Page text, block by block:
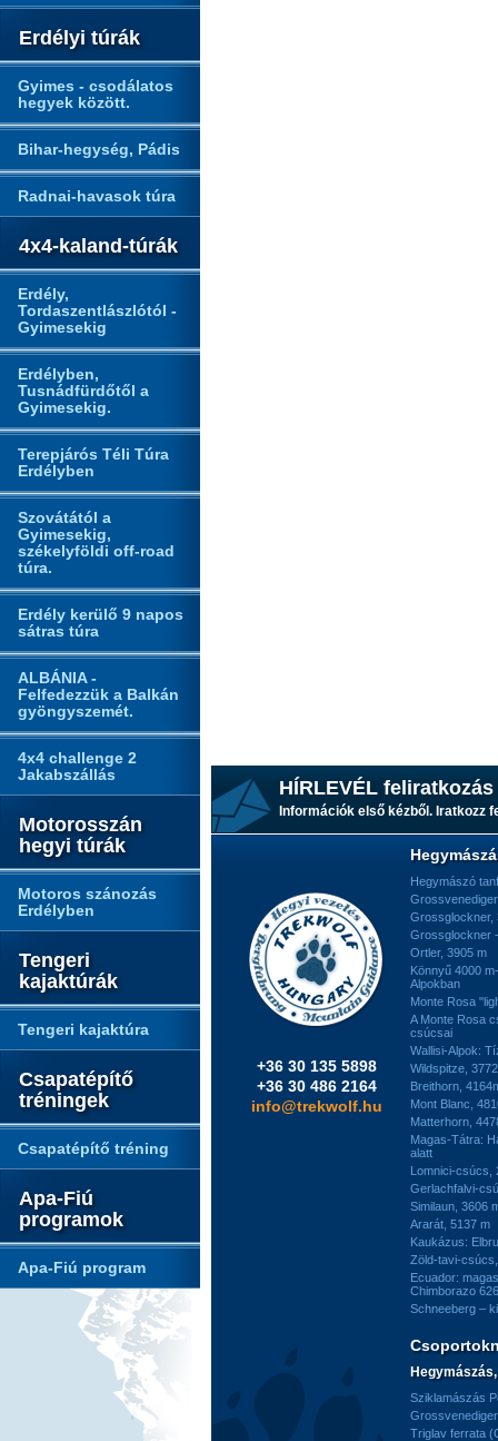
Erdélyi túrák
Gyimes - csodálatos
hegyek között.
Bihar-hegység, Pádis
Radnai-havasok túra
4x4-kaland-túrák
Erdély,
Tordaszentlászlótól -
Gyimesekig
Erdélyben,
Tusnádfürdőtől a
Gyimesekig.
Terepjárós Téli Túra
Erdélyben
Szovátától a
Gyimesekig,
székelyföldi off-road
túra.
Erdély kerülő 9 napos
sátras túra
ALBÁNIA -
Felfedezzük a Balkán
gyöngyszemét.
4x4 challenge 2
Jakabszállás
Motorosszán
hegyi túrák
Motoros szánozás
Erdélyben
Tengeri
kajaktúrák
Tengeri kajaktúra
Csapatépítő
tréningek
Csapatépítő tréning
Apa-Fiú
programok
Apa-Fiú program
HÍRLEVÉL feliratkozás
Információk első kézből. Iratkozz
+36 30 135 5898
+36 30 486 2164
info@trekwolf.hu
Hegymászó
Grossglockner,
Grossglockner
Ortler, 3905 m
Könnyű 4000
Alpokban
Monte Rosa
A Monte Rosa
csúcsai
Wallisi-Alpok:
Wildspitze,
Breithorn,
Mont Blanc,
Matterhorn,
Magas-Tátra:
alatt
Lomnici-csúcs,
Gerlachfalvi-
Similaun, 3606
Ararát, 5137 m
Kaukázus:
Zöld-tavi-
Ecuador:
Chimborazo
Schneeberg –
Sziklamászás
Triglav ferrata